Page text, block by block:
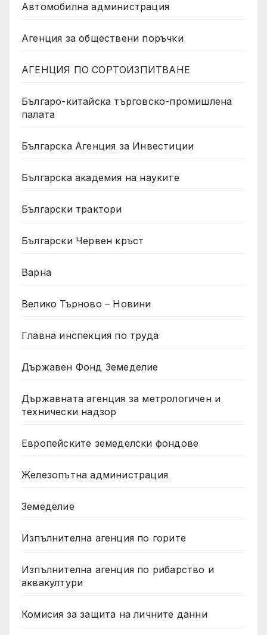
Автомобилна администрация
Агенция за обществени поръчки
АГЕНЦИЯ ПО СОРТОИЗПИТВАНЕ
Българо-китайска търговско-промишлена
палата
Българска Агенция за Инвестиции
Българска академия на науките
Български трактори
Български Червен кръст
Варна
Велико Търново – Новини
Главна инспекция по труда
Държавен Фонд Земеделие
Държавната агенция за метрологичен и
технически надзор
Европейските земеделски фондове
Железопътна администрация
Земеделие
Изпълнителна агенция по горите
Изпълнителна агенция по рибарство и
аквакултури
Комисия за защита на личните данни